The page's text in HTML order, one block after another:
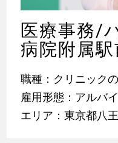
医療事務/
病院附属
職種：クリニック
雇用形態：アルバ
エリア：東京都八